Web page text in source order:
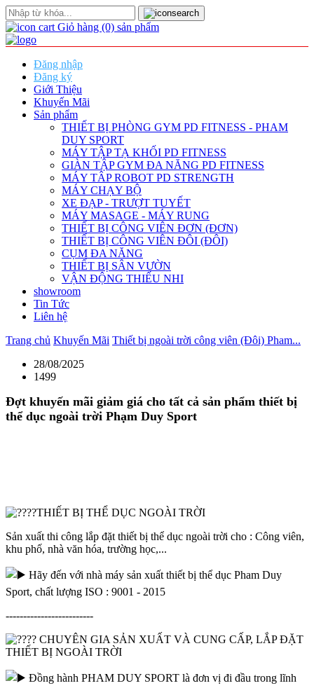
Giỏ hàng (0) sản phẩm
Đăng nhập
Đăng ký
Giới Thiệu
Khuyến Mãi
Sản phẩm
THIẾT BỊ PHÒNG GYM PD FITNESS - PHAM
DUY SPORT
MÁY TẬP TẠ KHỐI PD FITNESS
GIÀN TẬP GYM ĐA NĂNG PD FITNESS
MÁY TÂP ROBOT PD STRENGTH
MÁY CHẠY BỘ
XE ĐẠP - TRƯỢT TUYẾT
MÁY MASAGE - MÁY RUNG
THIẾT BỊ CÔNG VIÊN ĐƠN (ĐƠN)
THIẾT BỊ CÔNG VIÊN ĐÔI (ĐÔI)
CỤM ĐA NĂNG
THIẾT BỊ SÂN VƯỜN
VẬN ĐỘNG THIẾU NHI
showroom
Tin Tức
Liên hệ
Trang chủ Khuyến Mãi Thiết bị ngoài trời công viên (Đôi) Pham...
28/08/2025
1499
Đợt khuyến mãi giảm giá cho tất cả sản phẩm thiết bị
thể dục ngoài trời Phạm Duy Sport
THIẾT BỊ THỂ DỤC NGOÀI TRỜI
Sản xuất thi công lắp đặt thiết bị thể dục ngoài trời cho : Công viên,
khu phố, nhà văn hóa, trường học,...
Hãy đến với nhà máy sản xuất thiết bị thể dục Pham Duy
Sport, chất lượng ISO : 9001 - 2015
-------------------------
CHUYÊN GIA SẢN XUẤT VÀ CUNG CẤP, LẮP ĐẶT
THIẾT BỊ NGOÀI TRỜI
Đồng hành PHAM DUY SPORT là đơn vị đi đầu trong lĩnh